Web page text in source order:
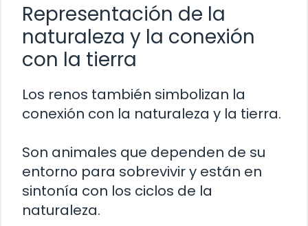
Representación de la
naturaleza y la conexión
con la tierra
Los renos también simbolizan la
conexión con la naturaleza y la tierra.
Son animales que dependen de su
entorno para sobrevivir y están en
sintonía con los ciclos de la
naturaleza.